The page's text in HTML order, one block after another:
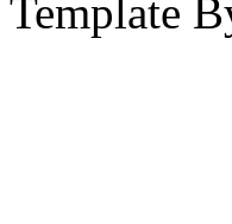
Template